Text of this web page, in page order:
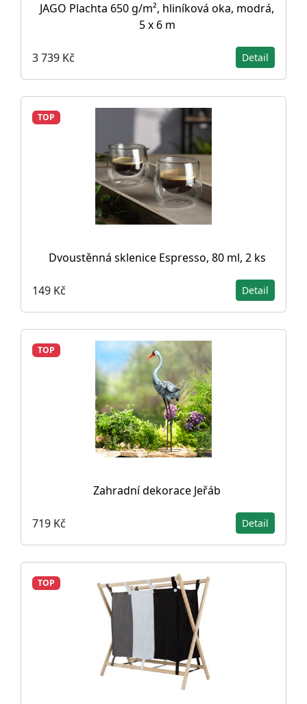
JAGO Plachta 650 g/m², hliníková oka, modrá,
5 x 6 m
3 739 Kč Detail
TOP
Dvoustěnná sklenice Espresso, 80 ml, 2 ks
149 Kč Detail
TOP
Zahradní dekorace Jeřáb
719 Kč Detail
TOP